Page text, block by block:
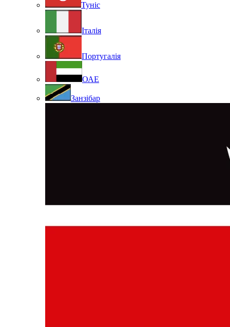
Туніс
Італія
Португалія
ОАЕ
Занзібар